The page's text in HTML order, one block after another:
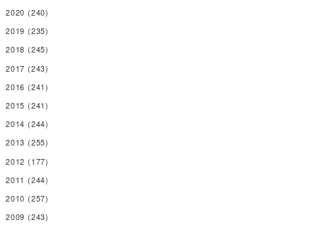
2020 (240)
2019 (235)
2018 (245)
2017 (243)
2016 (241)
2015 (241)
2014 (244)
2013 (255)
2012 (177)
2011 (244)
2010 (257)
2009 (243)